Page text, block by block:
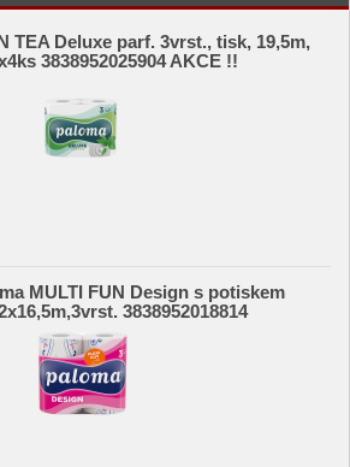
TEA Deluxe parf. 3vrst., tisk, 19,5m,
3838952025904 AKCE !!
MULTI FUN Design s potiskem
3838952018814